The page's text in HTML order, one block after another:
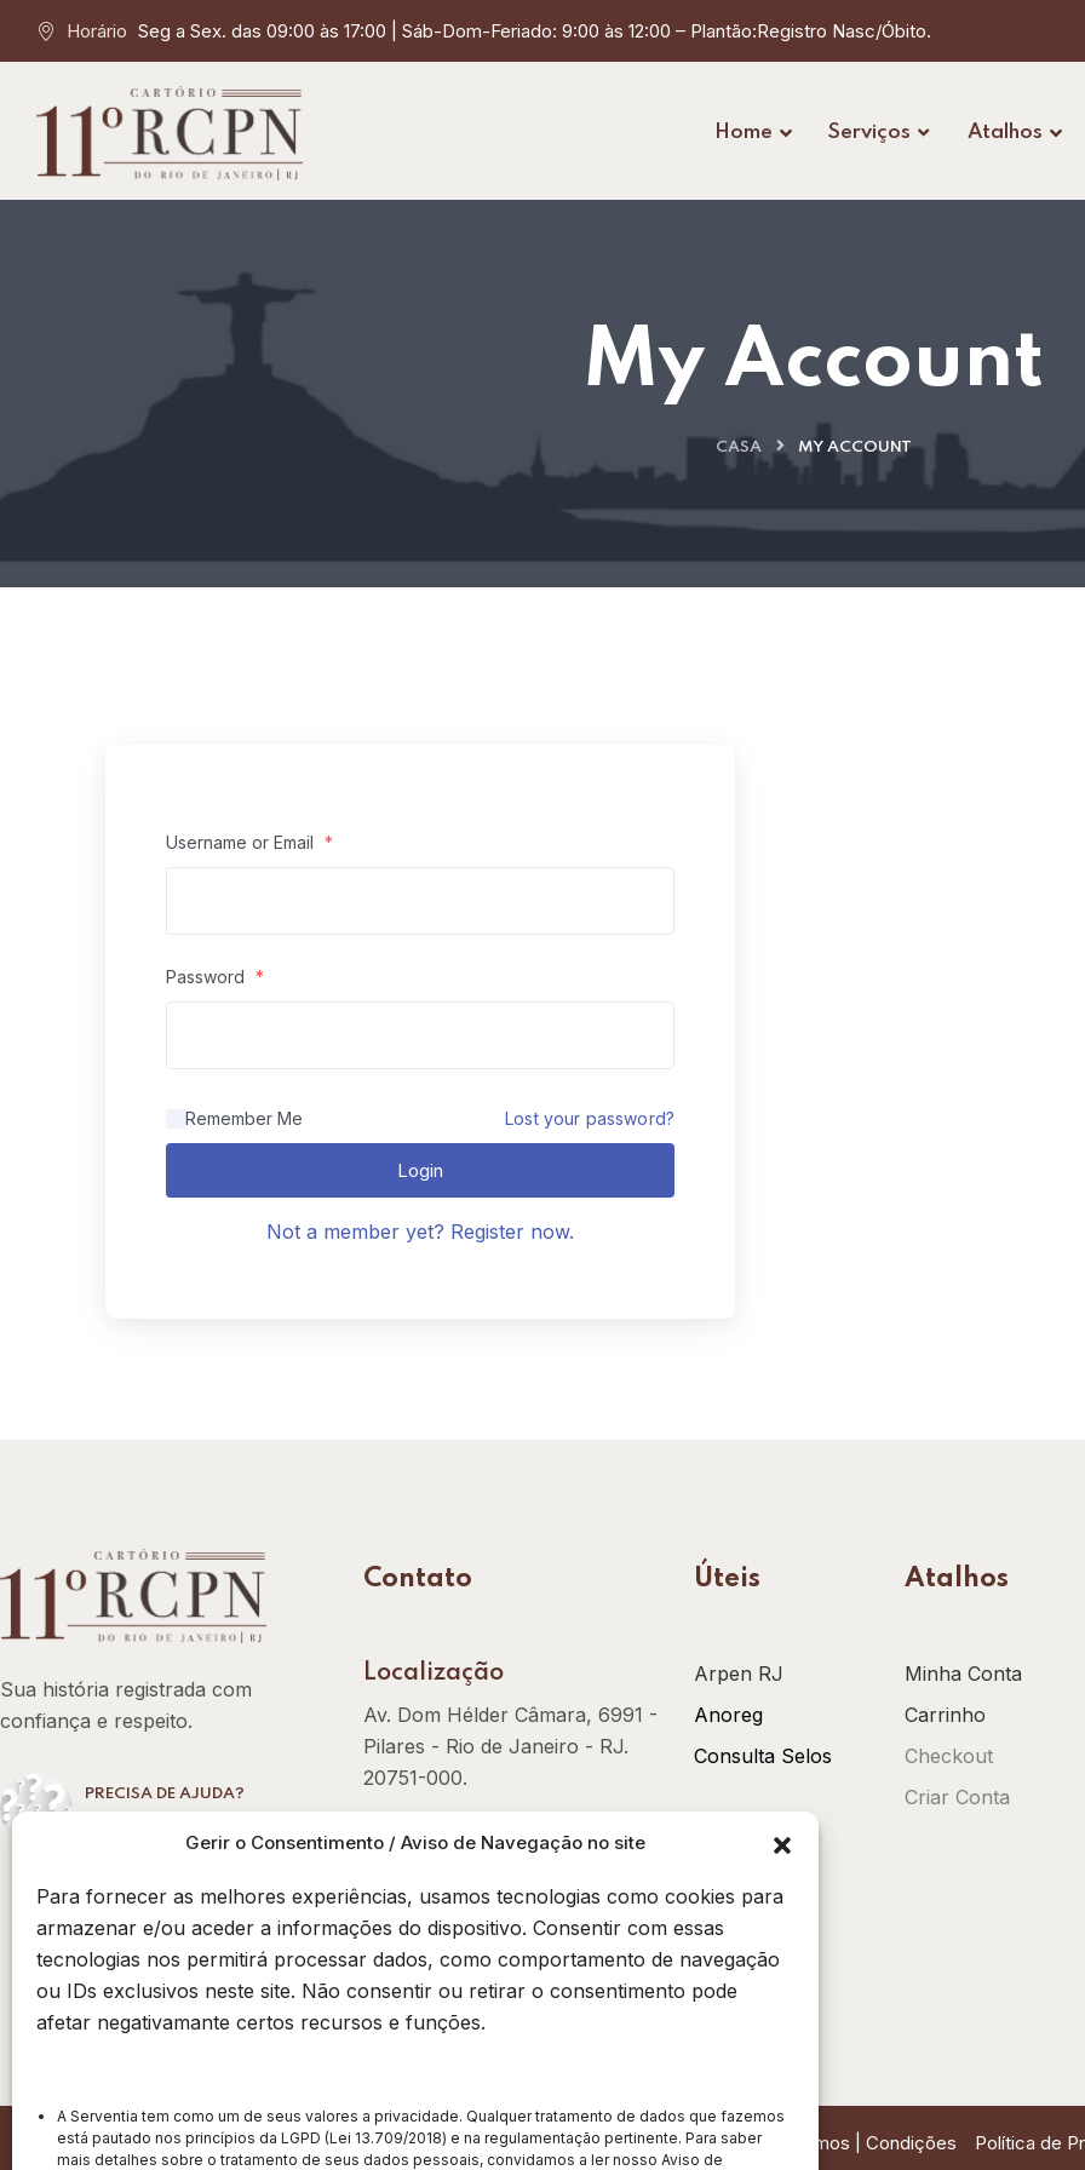
Gerir o Consentimento / Aviso de Navegação no site
Para fornecer as melhores experiências, usamos tecnologias como cookies para
armazenar e/ou aceder a informações do dispositivo. Consentir com essas
tecnologias nos permitirá processar dados, como comportamento de navegação
ou IDs exclusivos neste site. Não consentir ou retirar o consentimento pode
afetar negativamante certos recursos e funções.
A Serventia tem como um de seus valores a privacidade. Qualquer tratamento de dados que fazemos
está pautado nos princípios da LGPD (Lei 13.709/2018) e na regulamentação pertinente. Para saber
mais detalhes sobre o tratamento de seus dados pessoais, convidamos a ler nosso Aviso de
Horário Seg a Sex. das 09:00 às 17:00 | Sáb-Dom-Feriado: 9:00 às 12:00 – Plantão:Registro Nasc/Óbito.
Home Serviços Atalhos
My Account
CASA MY ACCOUNT
Username or Email *
Password *
Remember Me Lost your password?
Login
Not a member yet? Register now.
Sua história registrada com
confiança e respeito.
PRECISA DE AJUDA?
Contato
Localização
Av. Dom Hélder Câmara, 6991 -
Pilares - Rio de Janeiro - RJ.
20751-000.
Contato
E-mail :
cartorio@11rcpnrj.com.br
Úteis
Arpen RJ
Anoreg
Consulta Selos
Atalhos
Minha Conta
Carrinho
Checkout
Criar Conta
© 2026 - 11º RCPN-RJ. | Todos os direitos reservados. Termos | Condições Política de